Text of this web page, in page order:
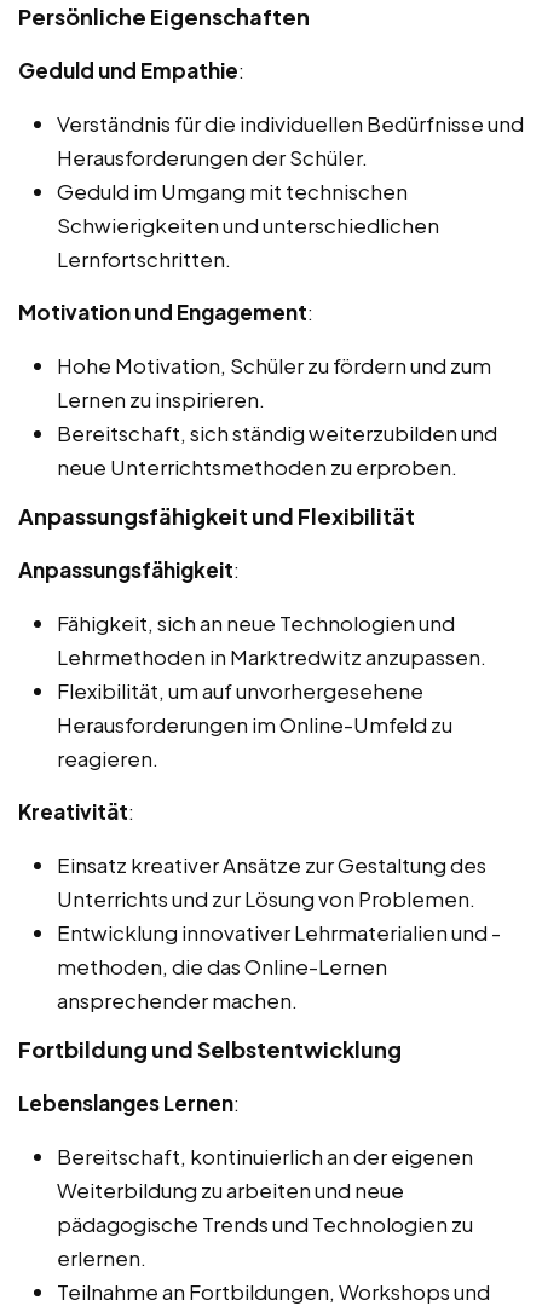
Persönliche Eigenschaften
Geduld und Empathie:
Verständnis für die individuellen Bedürfnisse und
Herausforderungen der Schüler.
Geduld im Umgang mit technischen
Schwierigkeiten und unterschiedlichen
Lernfortschritten.
Motivation und Engagement:
Hohe Motivation, Schüler zu fördern und zum
Lernen zu inspirieren.
Bereitschaft, sich ständig weiterzubilden und
neue Unterrichtsmethoden zu erproben.
Anpassungsfähigkeit und Flexibilität
Anpassungsfähigkeit:
Fähigkeit, sich an neue Technologien und
Lehrmethoden in Marktredwitz anzupassen.
Flexibilität, um auf unvorhergesehene
Herausforderungen im Online-Umfeld zu
reagieren.
Kreativität:
Einsatz kreativer Ansätze zur Gestaltung des
Unterrichts und zur Lösung von Problemen.
Entwicklung innovativer Lehrmaterialien und -
methoden, die das Online-Lernen
ansprechender machen.
Fortbildung und Selbstentwicklung
Lebenslanges Lernen:
Bereitschaft, kontinuierlich an der eigenen
Weiterbildung zu arbeiten und neue
pädagogische Trends und Technologien zu
erlernen.
Teilnahme an Fortbildungen, Workshops und